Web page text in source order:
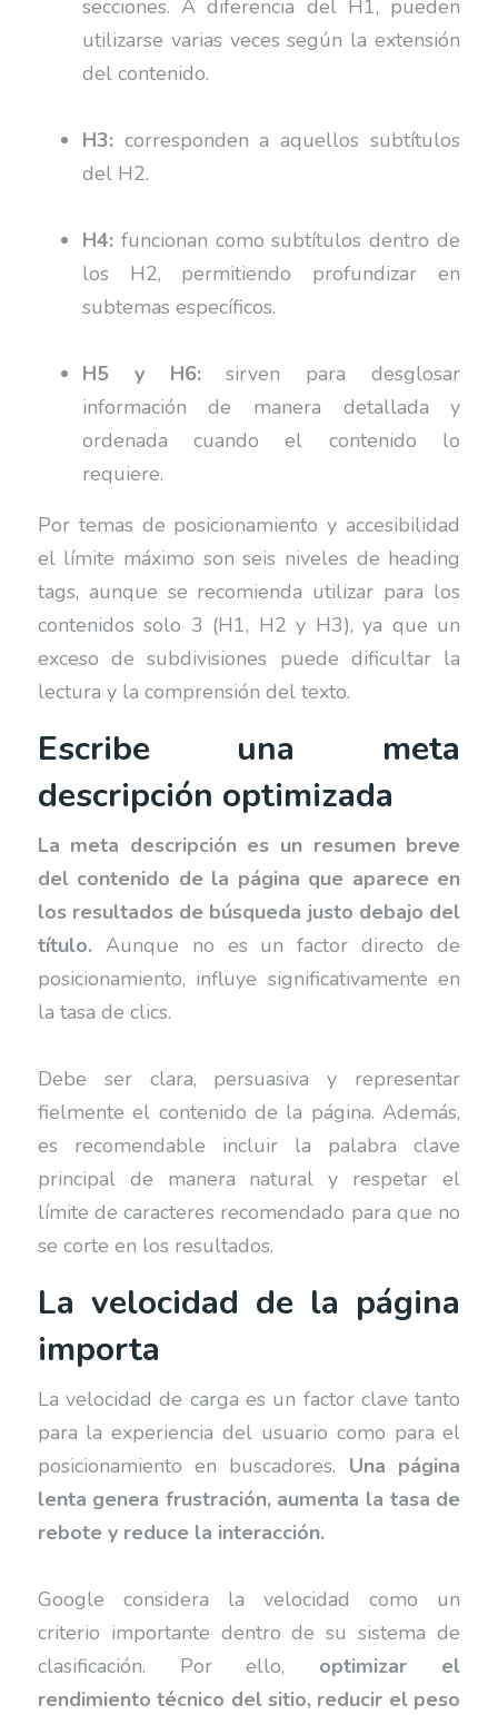
secciones. A diferencia del H1, pueden
utilizarse varias veces según la extensión
del contenido.
H3:corresponden a aquellos subtítulos
del H2.
H4:funcionan como subtítulos dentro de
los H2, permitiendo profundizar en
subtemas específicos.
H5 y H6:sirven para desglosar
información de manera detallada y
ordenada cuando el contenido lo
requiere.
Por temas de posicionamiento y accesibilidad
el límite máximo son seis niveles de heading
tags, aunque se recomienda utilizar para los
contenidos solo 3 (H1, H2 y H3), ya que un
exceso de subdivisiones puede dificultar la
lectura y la comprensión del texto.
Escribe una meta
descripción optimizada
La meta descripción es un resumen breve
del contenido de la página que aparece en
los resultados de búsqueda justo debajo del
título.Aunque no es un factor directo de
posicionamiento, influye significativamente en
la tasa de clics.
Debe ser clara, persuasiva y representar
fielmente el contenido de la página. Además,
es recomendable incluir la palabra clave
principal de manera natural y respetar el
límite de caracteres recomendado para que no
se corte en los resultados.
La velocidad de la página
importa
La velocidad de carga es un factor clave tanto
para la experiencia del usuario como para el
posicionamiento en buscadores. Una página
lenta genera frustración, aumenta la tasa de
rebote y reduce la interacción.
Google considera la velocidad como un
criterio importante dentro de su sistema de
clasificación. Por ello, optimizar el
rendimiento técnico del sitio, reducir el peso